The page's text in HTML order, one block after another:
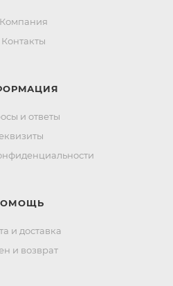
Компания
Контакты
и ответы
и доставка
и возврат